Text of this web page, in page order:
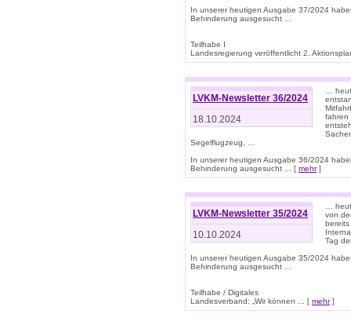
In unserer heutigen Ausgabe 37/2024
Behinderung ausgesucht ...
Teilhabe I
Landesregierung veröffentlicht 2.
LVKM-Newsletter 36/2024
18.10.2024
…
fahren
Segelflugzeug, …
In unserer heutigen Ausgabe 36/2024
Behinderung ausgesucht ... [ mehr]
LVKM-Newsletter 35/2024
10.10.2024
…
von
bereits
Tag
In unserer heutigen Ausgabe 35/2024
Behinderung ausgesucht ...
Teilhabe / Digitales
Landesverband: „Wir können ... [ mehr]